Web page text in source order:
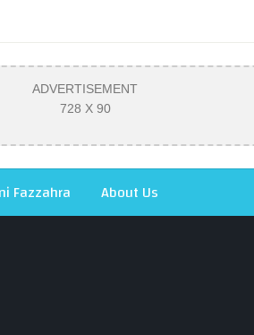
ADVERTISEMENT
728 X 90
Fazzahra About Us